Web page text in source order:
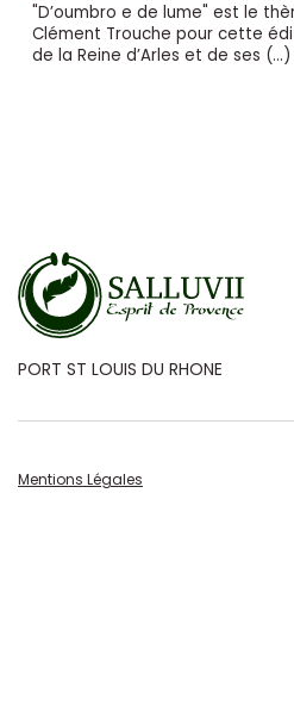
"D’oumbro e de lume" est le
Clément Trouche pour cette
de la Reine d’Arles et de ses (…)
PORT ST LOUIS DU RHONE
Mentions Légales